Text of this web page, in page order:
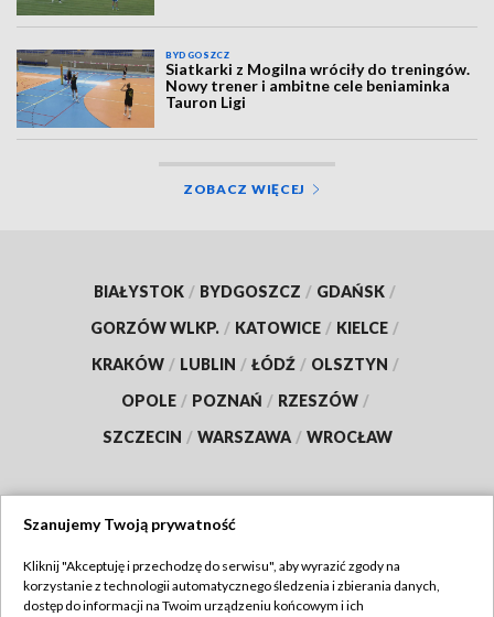
BYDGOSZCZ
Siatkarki z Mogilna wróciły do treningów.
Nowy trener i ambitne cele beniaminka
Tauron Ligi
ZOBACZ WIĘCEJ
BIAŁYSTOK / BYDGOSZCZ / GDAŃSK /
GORZÓW WLKP. / KATOWICE / KIELCE /
KRAKÓW / LUBLIN / ŁÓDŹ / OLSZTYN /
OPOLE / POZNAŃ / RZESZÓW /
SZCZECIN / WARSZAWA / WROCŁAW
TVP
Szanujemy Twoją prywatność
Kliknij "Akceptuję i przechodzę do serwisu", aby wyrazić zgody na
korzystanie z technologii automatycznego śledzenia i zbierania danych,
dostęp do informacji na Twoim urządzeniu końcowym i ich